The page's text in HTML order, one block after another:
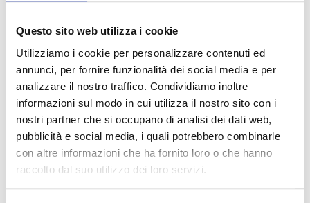
Questo sito web utilizza i cookie
Utilizziamo i cookie per personalizzare contenuti ed
annunci, per fornire funzionalità dei social media e per
analizzare il nostro traffico. Condividiamo inoltre
informazioni sul modo in cui utilizza il nostro sito con i
nostri partner che si occupano di analisi dei dati web,
pubblicità e social media, i quali potrebbero combinarle
con altre informazioni che ha fornito loro o che hanno
raccolto dal suo utilizzo dei loro servizi.
Intensità dell’aiuto:80%
Link e Documenti
Pagina web per formulari e documenti
Bando
Si consiglia di consultare regolarmente il sito web
ufficiale del bando per gli aggiornamenti e le
informazioni addizionali.